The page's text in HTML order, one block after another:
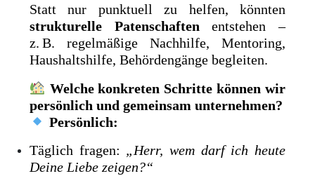
Statt nur punktuell zu helfen, könnten
strukturelle Patenschaften entstehen –
z. B. regelmäßige Nachhilfe, Mentoring,
Haushaltshilfe, Behördengänge begleiten.
Welche konkreten Schritte können wir
persönlich und gemeinsam unternehmen?
Persönlich:
Täglich fragen: „Herr, wem darf ich heute
Deine Liebe zeigen?“